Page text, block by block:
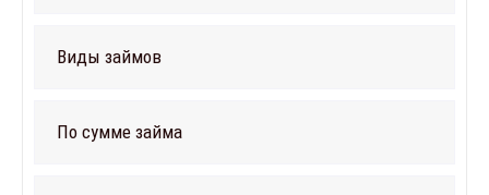
Виды займов
По сумме займа